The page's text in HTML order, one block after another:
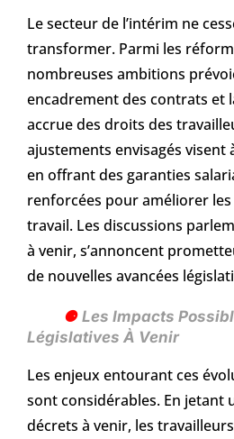
Le secteur de l’intérim ne
transformer. Parmi les
nombreuses ambitions
encadrement des contrats et
accrue des droits des
ajustements envisagés
en offrant des garanties
renforcées pour améliorer
travail. Les discussions
à venir, s’annoncent
de nouvelles avancées
Les Impacts
Législatives À Venir
Les enjeux entourant ces
sont considérables. En
décrets à venir, les